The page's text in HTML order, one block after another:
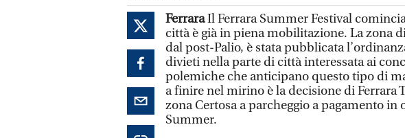
FerraraIl Ferrara Summer Festival
città è già in piena mobilitazione. La zona
dal post-Palio, è stata pubblicata
divieti nella parte di città interessata ai
polemiche che anticipano questo tipo di
a finire nel mirino è la decisione di Ferrara
zona Certosa a parcheggio a pagamento in
Summer.